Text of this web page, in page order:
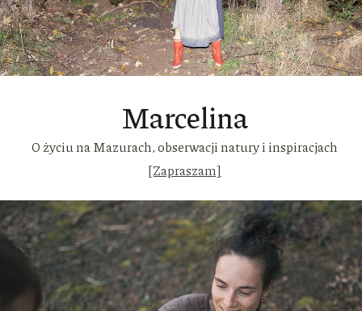
Marcelina
O życiu na Mazurach, obserwacji natury i inspiracjach
[Zapraszam]